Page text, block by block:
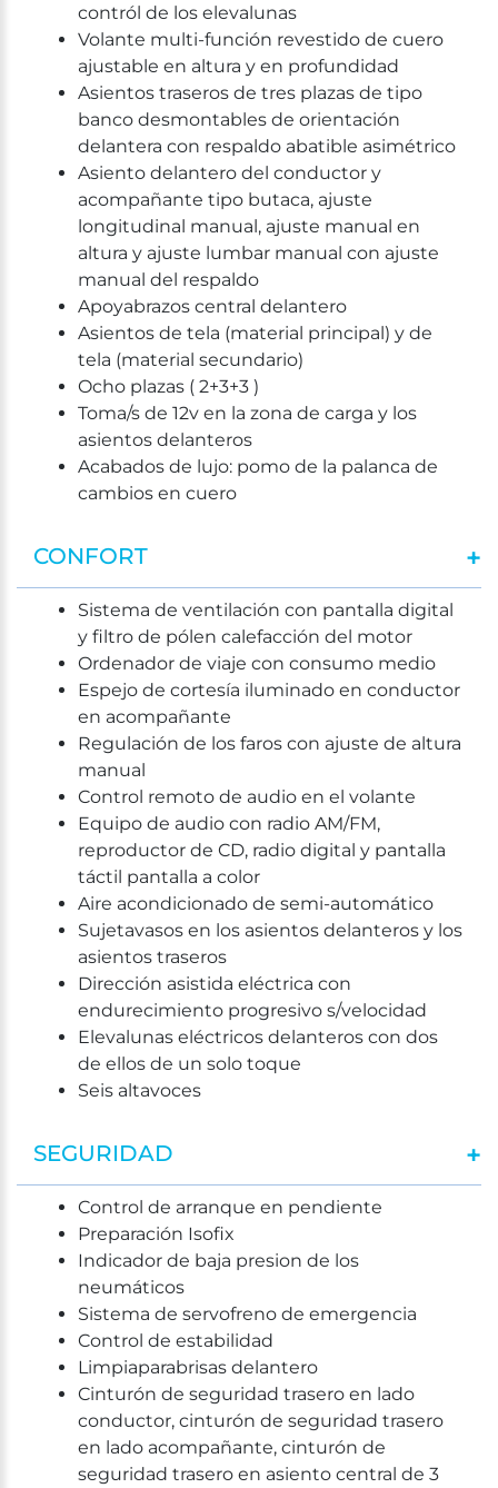
contról de los elevalunas
Volante multi-función revestido de cuero
ajustable en altura y en profundidad
Asientos traseros de tres plazas de tipo
banco desmontables de orientación
delantera con respaldo abatible asimétrico
Asiento delantero del conductor y
acompañante tipo butaca, ajuste
longitudinal manual, ajuste manual en
altura y ajuste lumbar manual con ajuste
manual del respaldo
Apoyabrazos central delantero
Asientos de tela (material principal) y de
tela (material secundario)
Ocho plazas ( 2+3+3 )
Toma/s de 12v en la zona de carga y los
asientos delanteros
Acabados de lujo: pomo de la palanca de
cambios en cuero
CONFORT
Sistema de ventilación con pantalla digital
y filtro de pólen calefacción del motor
Ordenador de viaje con consumo medio
Espejo de cortesía iluminado en conductor
en acompañante
Regulación de los faros con ajuste de altura
manual
Control remoto de audio en el volante
Equipo de audio con radio AM/FM,
reproductor de CD, radio digital y pantalla
táctil pantalla a color
Aire acondicionado de semi-automático
Sujetavasos en los asientos delanteros y los
asientos traseros
Dirección asistida eléctrica con
endurecimiento progresivo s/velocidad
Elevalunas eléctricos delanteros con dos
de ellos de un solo toque
Seis altavoces
SEGURIDAD
Control de arranque en pendiente
Preparación Isofix
Indicador de baja presion de los
neumáticos
Sistema de servofreno de emergencia
Control de estabilidad
Limpiaparabrisas delantero
Cinturón de seguridad trasero en lado
conductor, cinturón de seguridad trasero
en lado acompañante, cinturón de
seguridad trasero en asiento central de 3